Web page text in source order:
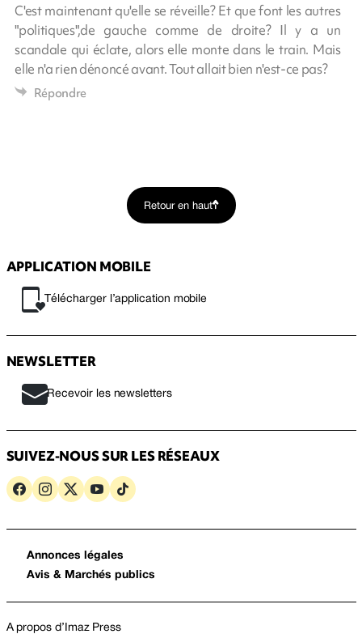
C'est maintenant qu'elle se réveille? Et que font les autres
"politiques",de gauche comme de droite? Il y a un
scandale qui éclate, alors elle monte dans le train. Mais
elle n'a rien dénoncé avant. Tout allait bien n'est-ce pas?
Répondre
Retour en haut
APPLICATION MOBILE
Télécharger l’application mobile
NEWSLETTER
Recevoir les newsletters
SUIVEZ-NOUS SUR LES RÉSEAUX
Annonces légales
Avis & Marchés publics
A propos d’Imaz Press